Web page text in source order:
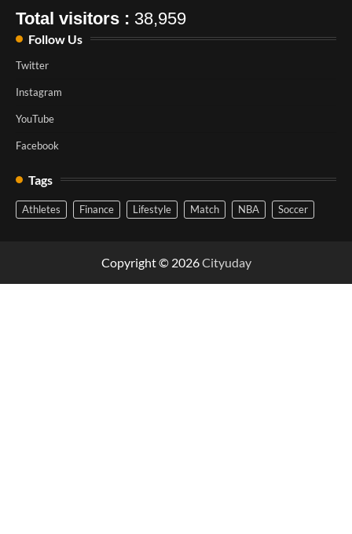
Total visitors : 38,959
Follow Us
Twitter
Instagram
YouTube
Facebook
Tags
Athletes Finance Lifestyle Match NBA Soccer
Copyright © 2026Cityuday